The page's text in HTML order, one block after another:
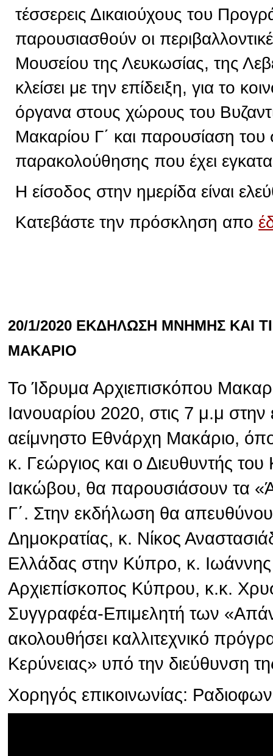
τέσσερεις Δικαιούχους του
παρουσιασθούν οι
Μουσείου της Λευκωσίας, της
κλείσει με την επίδειξη, για το
όργανα στους χώρους του
Μακαρίου Γ΄ και παρουσίαση του
παρακολούθησης που έχει
Η είσοδος στην ημερίδα είναι
Κατεβάστε την πρόσκληση απο
20/1/2020 ΕΚΔΗΛΩΣΗ ΜΝΗΜΗΣ ΚΑΙ
ΜΑΚΑΡΙΟ
Το Ίδρυμα Αρχιεπισκόπου
Ιανουαρίου 2020, στις 7 μ.μ
αείμνηστο Εθνάρχη Μακάριο,
κ. Γεώργιος και ο Διευθυντής
Ιακώβου, θα παρουσιάσουν τα
Γ΄. Στην εκδήλωση θα
Δημοκρατίας, κ. Νίκος
Ελλάδας στην Κύπρο, κ.
Αρχιεπίσκοπος Κύπρου, κ.κ.
Συγγραφέα-Επιμελητή των
ακολουθήσει καλλιτεχνικό
Κερύνειας» υπό την διεύθυνση
Χορηγός επικοινωνίας: